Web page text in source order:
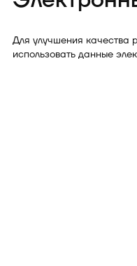
Для улучшения качества
использовать данные